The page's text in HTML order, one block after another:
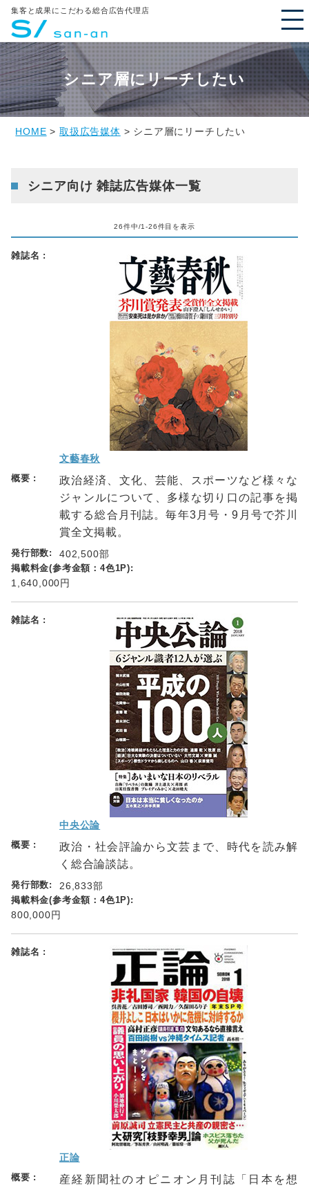
集客と成果にこだわる総合広告代理店
シニア層にリーチしたい
HOME >取扱広告媒体 > シニア層にリーチしたい
シニア向け 雑誌広告媒体一覧
26件中/1-26件目を表示
文藝春秋
政治経済、文化、芸能、スポーツなど様々な
ジャンルについて、多様な切り口の記事を掲
載する総合月刊誌。毎年3月号・9月号で芥川
賞全文掲載。
402,500部
1,640,000円
中央公論
政治・社会評論から文芸まで、時代を読み解
く総合論談誌。
26,833部
800,000円
正論
産経新聞社のオピニオン月刊誌「日本を想